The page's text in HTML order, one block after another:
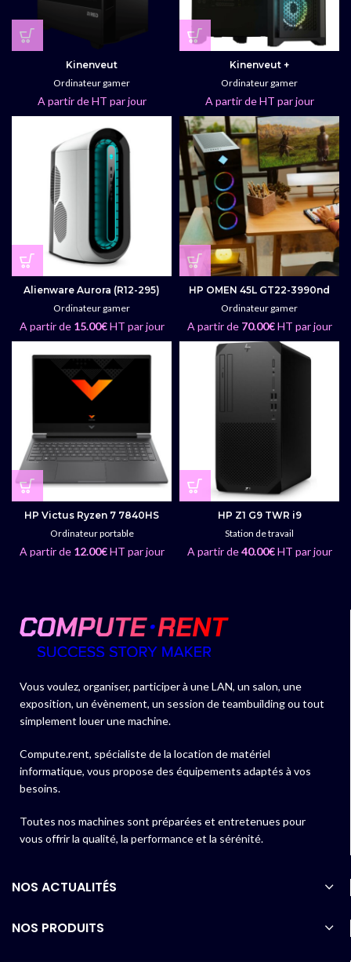
Kinenveut
Ordinateur gamer
A partir de HT par jour
Kinenveut +
Ordinateur gamer
A partir de HT par jour
Alienware Aurora (R12-295)
Ordinateur gamer
A partir de 15.00€HT par jour
HP OMEN 45L GT22-3990nd
Ordinateur gamer
A partir de 70.00€HT par jour
HP Victus Ryzen 7 7840HS
Ordinateur portable
A partir de 12.00€HT par jour
HP Z1 G9 TWR i9
Station de travail
A partir de40.00€HT par jour
Vous voulez, organiser, participer à une LAN, un salon, une
exposition, un évènement, un session de teambuilding ou tout
simplement louer une machine.
Compute.rent, spécialiste de la location de matériel
informatique, vous propose des équipements adaptés à vos
besoins.
Toutes nos machines sont préparées et entretenues pour
vous offrir la qualité, la performance et la sérénité.
NOS ACTUALITÉS
NOS PRODUITS